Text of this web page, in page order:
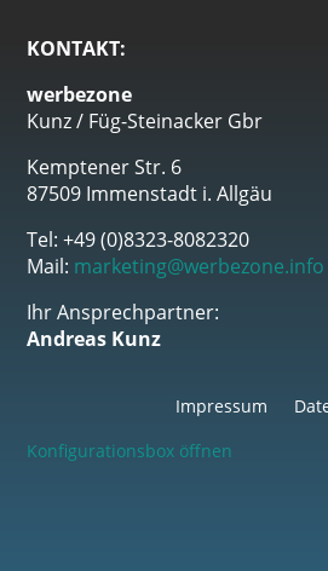
KONTAKT:
werbezone
Kunz / Füg-Steinacker Gbr
Kemptener Str. 6
87509 Immenstadt i. Allgäu
Tel: +49 (0)8323-8082320
Mail: marketing@werbezone.info
Ihr Ansprechpartner:
Andreas Kunz
Impressum
Konfigurationsbox öffnen